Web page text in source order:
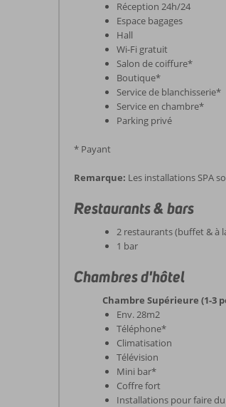
Réception 24h/24
Espace bagages
Hall
Wi-Fi gratuit
Salon de coiffure*
Boutique*
Service de blanchisserie*
Service en chambre*
Parking privé
* Payant
Remarque: Les installations SPA
Restaurants & bars
2 restaurants (buffet & à
1 bar
Chambres d'hôtel
Chambre Supérieure (1-3
Env. 28m2
Téléphone*
Climatisation
Télévision
Mini bar*
Coffre fort
Installations pour faire